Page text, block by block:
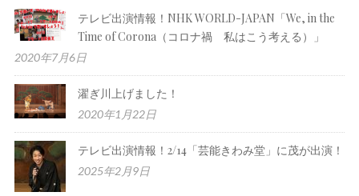
テレビ出演情報！NHK WORLD-JAPAN「We, in the
Time of Corona（コロナ禍 私はこう考える）」
2020年7月6日
濯ぎ川上げました！
2020年1月22日
テレビ出演情報！2/14「芸能きわみ堂」に茂が出演！
2025年2月9日